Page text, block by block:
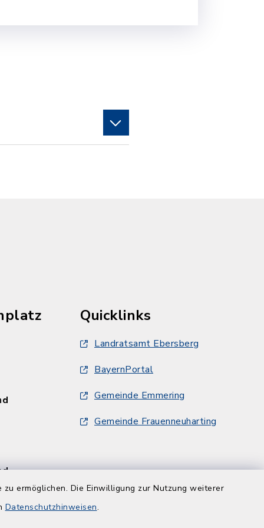
ermöglichen. Die Einwilligung zur Nutzung weiterer
Datenschutzhinweisen.
Quicklinks
Landratsamt Ebersberg
BayernPortal
Gemeinde Emmering
Gemeinde Frauenneuharting